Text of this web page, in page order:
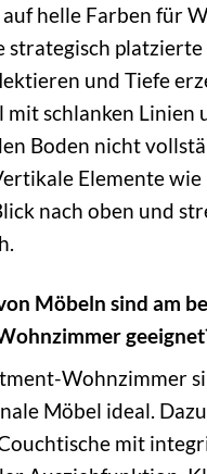
auf helle Farben für
strategisch platzierte
und Tiefe
mit schlanken Linien
Boden nicht
Elemente wie
nach oben und
Möbeln sind am
Wohnzimmer
Möbel ideal.
mit